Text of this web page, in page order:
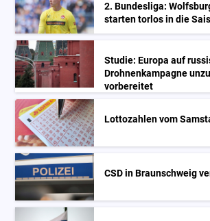
2. Bundesliga:
starten torlos in die
Studie: Europa auf
Drohnenkampagne
vorbereitet
Lottozahlen vom
CSD in Braunschweig